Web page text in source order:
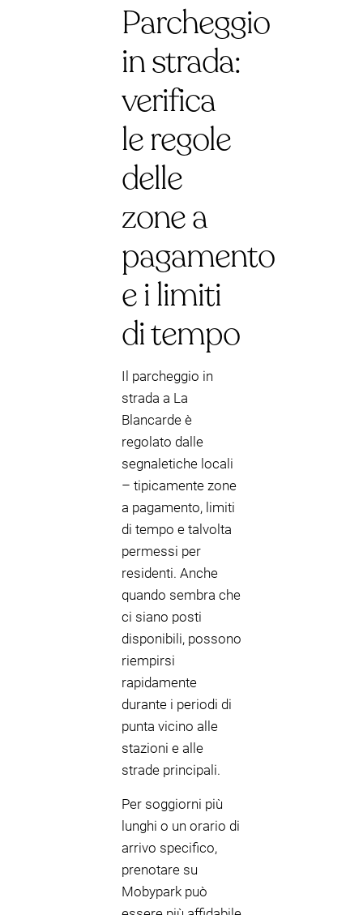
Parcheggio
in strada:
verifica
le regole
delle
zone a
pagamento
e i limiti
di tempo
Il parcheggio in
strada a La
Blancarde è
regolato dalle
segnaletiche locali
– tipicamente zone
a pagamento, limiti
di tempo e talvolta
permessi per
residenti. Anche
quando sembra che
ci siano posti
disponibili, possono
riempirsi
rapidamente
durante i periodi di
punta vicino alle
stazioni e alle
strade principali.
Per soggiorni più
lunghi o un orario di
arrivo specifico,
prenotare su
Mobypark può